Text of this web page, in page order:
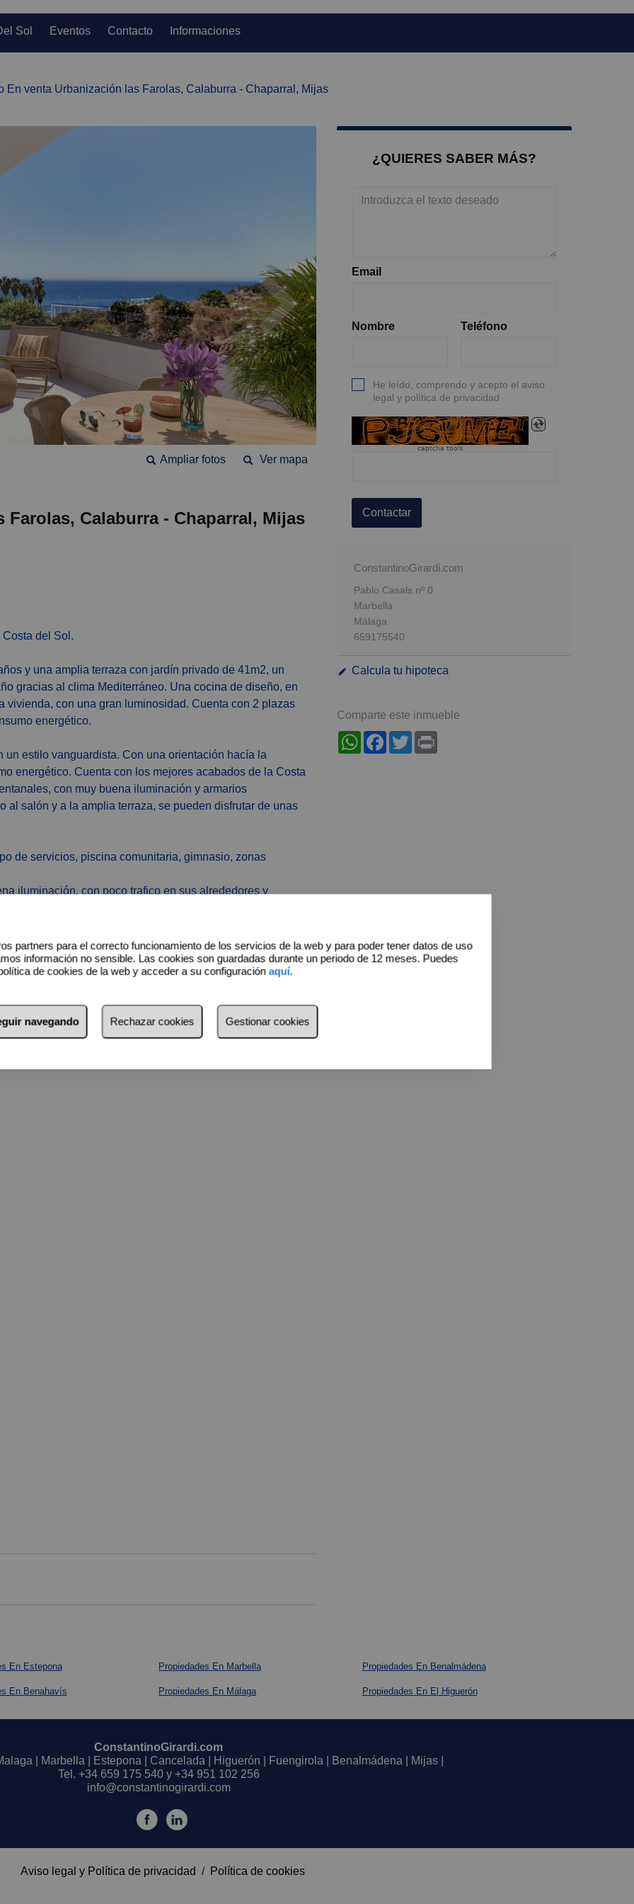
Sol Eventos Contacto Informaciones
En venta Urbanización las Farolas, Calaburra - Chaparral, Mijas
Ver mapa
Ampliar fotos
Calaburra - Chaparral, Mijas
Costa del Sol.
y una amplia terraza con jardín privado de 41m2, un
gracias al clima Mediterráneo. Una cocina de diseño, en
vivienda, con una gran luminosidad. Cuenta con 2 plazas
energético.
estilo vanguardista. Con una orientación hacía la
energético. Cuenta con los mejores acabados de la Costa
con muy buena iluminación y armarios
al salón y a la amplia terraza, se pueden disfrutar de unas
de servicios, piscina comunitaria, gimnasio, zonas
iluminación, con poco trafico en sus alrededores y
actuales.
con la AP-7, Cerca de todo tipo de servicios,
hospitales internacionales, clubs de golf,
privados, etc. A 10 minutos de Fuengirola, 25 minutos
¿QUIERES SABER MÁS?
Email
Nombre Teléfono
He leído, comprendo y acepto el aviso
legal y política de privacidad
captcha tools
Contactar
ConstantinoGirardi.com
Pablo Casals nº 0
Marbella
Málaga
659175540
Calcula tu hipoteca
Comparte este inmueble
WhatsAppFacebook
Twitter
En Estepona Propiedades En Marbella Propiedades En Benalmádena
En Benahavís Propiedades En Málaga Propiedades En El Higuerón
ConstantinoGirardi.com
| Marbella | Estepona | Cancelada | Higuerón | Fuengirola | Benalmádena | Mijas |
Tel. +34 659 175 540y +34 951 102 256
info@constantinogirardi.com
Aviso legal y Política de privacidad / Política de cookies
partners para el correcto funcionamiento de los servicios de la web y para poder tener datos de uso
información no sensible. Las cookies son guardadas durante un periodo de 12 meses. Puedes
de cookies de la web y acceder a su configuraciónaquí.
navegando Rechazar cookies Gestionar cookies